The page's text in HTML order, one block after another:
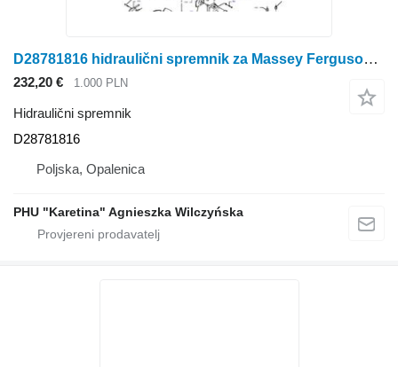
D28781816 hidraulični spremnik za Massey Ferguson Massey Fergusson MF 30 kombajna za žito
232,20 € 1.000 PLN
Hidraulični spremnik
D28781816
Poljska, Opalenica
PHU "Karetina" Agnieszka Wilczyńska